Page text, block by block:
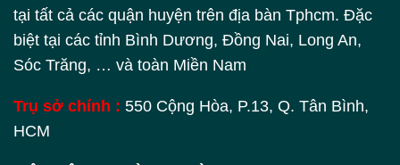
tại tất cả các quận huyện trên địa bàn Tphcm. Đặc
biệt tại các tỉnh Bình Dương, Đồng Nai, Long An,
Sóc Trăng, … và toàn Miền Nam
Trụ sở chính : 550 Cộng Hòa, P.13, Q. Tân Bình,
HCM